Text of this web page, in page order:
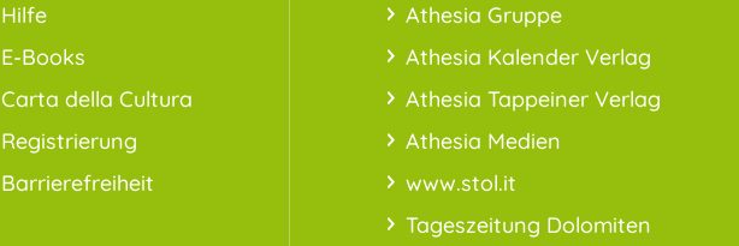
Hilfe
E-Books
Carta della Cultura
Registrierung
Barrierefreiheit
Athesia Gruppe
Athesia Kalender Verlag
Athesia Tappeiner Verlag
Athesia Medien
www.stol.it
Tageszeitung Dolomiten